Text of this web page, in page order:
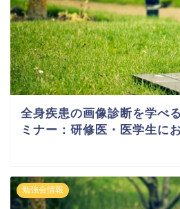
全身疾患の画像診断を学べ
ミナー：研修医・医学生に
勉強会情報